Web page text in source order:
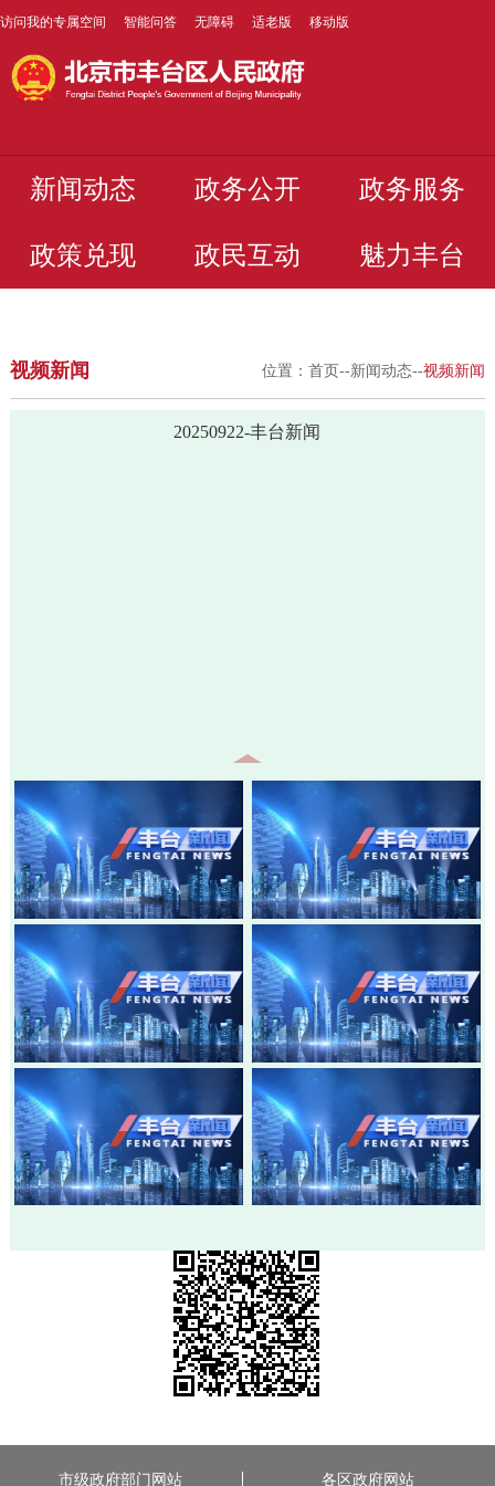
访问我的专属空间 智能问答 无障碍 适老版 移动版
新闻动态 政务公开 政务服务
政策兑现 政民互动 魅力丰台
视频新闻 位置：首页--新闻动态--视频新闻
20250922-丰台新闻
20260805-丰台新闻
20260803-丰台新闻
20260730-丰台新闻
20260728-丰台新闻
20260724-丰台新闻
市级政府部门网站 各区政府网站